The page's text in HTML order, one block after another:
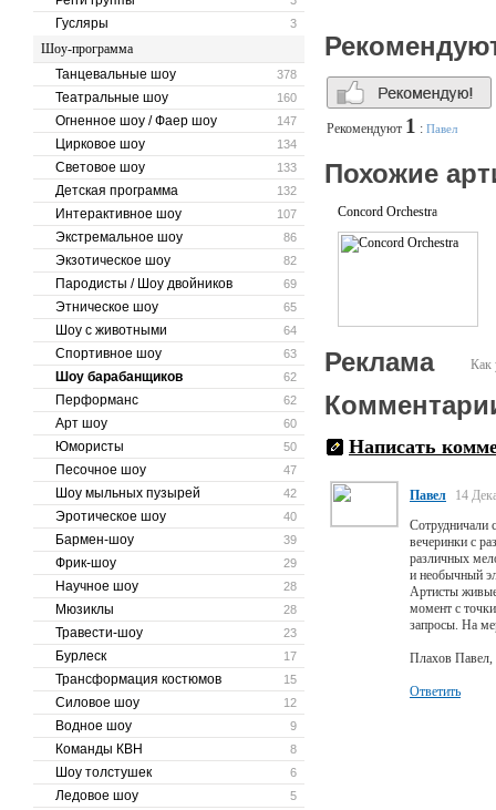
3
Гусляры
Шоу-программа
378
Танцевальные шоу
160
Театральные шоу
147
Огненное шоу / Фаер шоу
134
Цирковое шоу
133
Световое шоу
132
Детская программа
107
Интерактивное шоу
86
Экстремальное шоу
82
Экзотическое шоу
69
Пародисты / Шоу двойников
65
Этническое шоу
64
Шоу с животными
63
Спортивное шоу
62
Шоу барабанщиков
62
Перформанс
60
Арт шоу
50
Юмористы
47
Песочное шоу
42
Шоу мыльных пузырей
40
Эротическое шоу
39
Бармен-шоу
29
Фрик-шоу
28
Научное шоу
28
Мюзиклы
23
Травести-шоу
17
Бурлеск
15
Трансформация костюмов
12
Силовое шоу
9
Водное шоу
8
Команды КВН
6
Шоу толстушек
5
Ледовое шоу
индивидуальные шоу
Ваши клиенты получат
скажут Вам «спасибо».
Трубофон Шоу ROCKET
Трубофон Шоу попурри
Шоу с посудой
Рекомендуют 1 : Павел
Похожие
Concord Orchestra
Как
Реклама
Написать
Павел
14
Сотрудничали
вечеринки с
различных
и необычный
Артисты
момент с
запросы. На
Плахов Павел,
Ответить